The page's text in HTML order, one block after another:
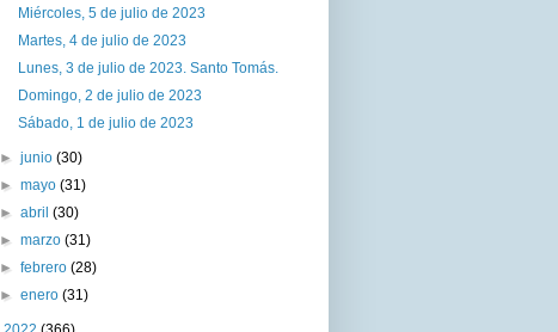
Miércoles, 5 de julio de 2023
Martes, 4 de julio de 2023
Lunes, 3 de julio de 2023. Santo Tomás.
Domingo, 2 de julio de 2023
Sábado, 1 de julio de 2023
►junio(30)
►mayo(31)
►abril(30)
►marzo(31)
►febrero(28)
►enero(31)